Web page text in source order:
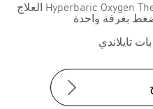
Hyperbaric Oxygen Therapy Private Recline Chamber العلاج
بغرفة واحدة
بات تايلاندي